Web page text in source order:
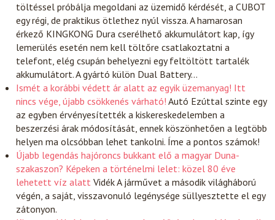
töltéssel próbálja megoldani az üzemidő kérdését, a CUBOT
egy régi, de praktikus ötlethez nyúl vissza. A hamarosan
érkező KINGKONG Dura cserélhető akkumulátort kap, így
lemerülés esetén nem kell töltőre csatlakoztatni a
telefont, elég csupán behelyezni egy feltöltött tartalék
akkumulátort. A gyártó külön Dual Battery…
Ismét a korábbi védett ár alatt az egyik üzemanyag! Itt
nincs vége, újabb csökkenés várható! Autó Ezúttal szinte egy
az egyben érvényesítették a kiskereskedelemben a
beszerzési árak módosítását, ennek köszönhetően a legtöbb
helyen ma olcsóbban lehet tankolni. Íme a pontos számok!
Újabb legendás hajóroncs bukkant elő a magyar Duna-
szakaszon? Képeken a történelmi lelet: közel 80 éve
lehetett víz alatt VidékA járművet a második világháború
végén, a saját, visszavonuló legénysége süllyesztette el egy
zátonyon.